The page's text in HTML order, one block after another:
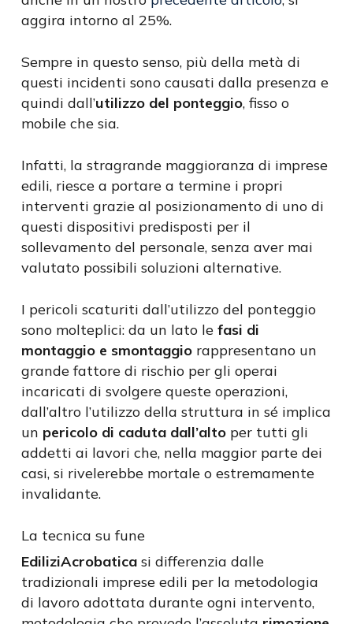
aggira intorno al 25%.
Sempre in questo senso, più della metà di
questi incidenti sono causati dalla presenza e
quindi dall’utilizzo del ponteggio, fisso o
mobile che sia.
Infatti, la stragrande maggioranza di imprese
edili, riesce a portare a termine i propri
interventi grazie al posizionamento di uno di
questi dispositivi predisposti per il
sollevamento del personale, senza aver mai
valutato possibili soluzioni alternative.
I pericoli scaturiti dall’utilizzo del ponteggio
sono molteplici: da un lato le fasi di
montaggio e smontaggiorappresentano un
grande fattore di rischio per gli operai
incaricati di svolgere queste operazioni,
dall’altro l’utilizzo della struttura in sé implica
un pericolo di caduta dall’altoper tutti gli
addetti ai lavori che, nella maggior parte dei
casi, si rivelerebbe mortale o estremamente
invalidante.
La tecnica su fune
EdiliziAcrobatica si differenzia dalle
tradizionali imprese edili per la metodologia
di lavoro adottata durante ogni intervento,